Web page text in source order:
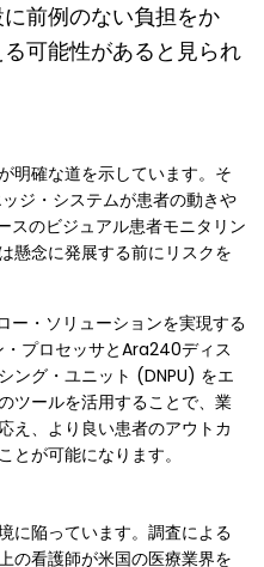
前例のない負担をか
可能性があると見られ
明確な道を示しています。そ
ジ・システムが患者の動きや
スのビジュアル患者モニタリン
懸念に発展する前にリスクを
ー・ソリューションを実現する
プロセッサとAra240ディス
ング・ユニット (DNPU) をエ
ツールを活用することで、業
え、より良い患者のアウトカ
とが可能になります。
に陥っています。調査による
の看護師が米国の医療業界を